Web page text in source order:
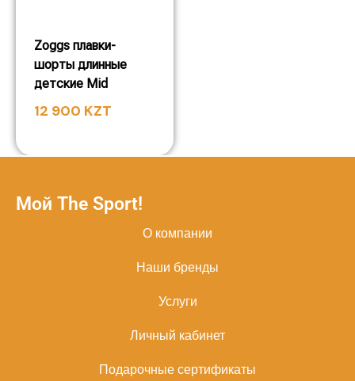
Zoggs плавки-
шорты длинные
детские Mid
12 900 KZT
Мой The Sport!
О компании
Наши бренды
Услуги
Личный кабинет
Подарочные сертификаты